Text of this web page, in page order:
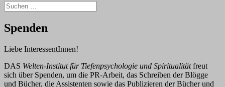
Titel)
Suchen
nach:
Spenden
Liebe InteressentInnen!
DAS Welten-Institut für Tiefenpsychologie und Spiritualitätfreut
sich über Spenden, um die PR-Arbeit, das Schreiben der Blögge
und Bücher, die Assistenten sowie das Publizieren der Bücher und